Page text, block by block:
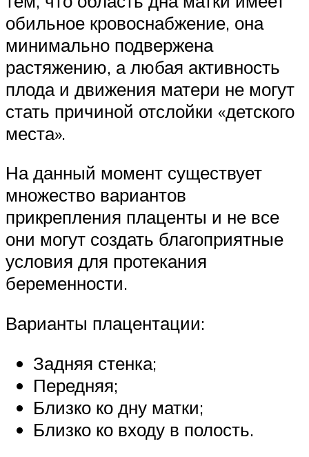
обильное кровоснабжение, она
минимально подвержена
растяжению, а любая активность
плода и движения матери не могут
стать причиной отслойки «детского
места».
На данный момент существует
множество вариантов
прикрепления плаценты и не все
они могут создать благоприятные
условия для протекания
беременности.
Варианты плацентации:
Задняя стенка;
Передняя;
Близко ко дну матки;
Близко ко входу в полость.